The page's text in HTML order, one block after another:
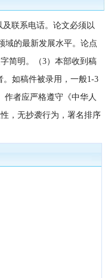
联系电话。论文必须以
域的最新发展水平。论点
简明。（3）本部收到稿
如稿件被录用，一般1-3
作者应严格遵守《中华人
，无抄袭行为，署名排序